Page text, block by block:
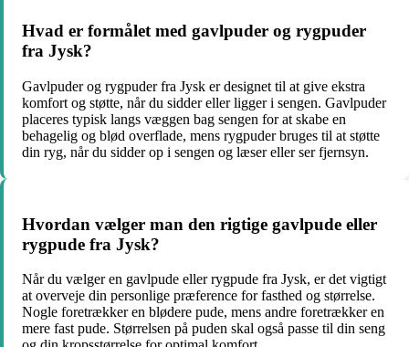
Hvad er formålet med gavlpuder og rygpuder
fra Jysk?
Gavlpuder og rygpuder fra Jysk er designet til at give ekstra
komfort og støtte, når du sidder eller ligger i sengen. Gavlpuder
placeres typisk langs væggen bag sengen for at skabe en
behagelig og blød overflade, mens rygpuder bruges til at støtte
din ryg, når du sidder op i sengen og læser eller ser fjernsyn.
Hvordan vælger man den rigtige gavlpude eller
rygpude fra Jysk?
Når du vælger en gavlpude eller rygpude fra Jysk, er det vigtigt
at overveje din personlige præference for fasthed og størrelse.
Nogle foretrækker en blødere pude, mens andre foretrækker en
mere fast pude. Størrelsen på puden skal også passe til din seng